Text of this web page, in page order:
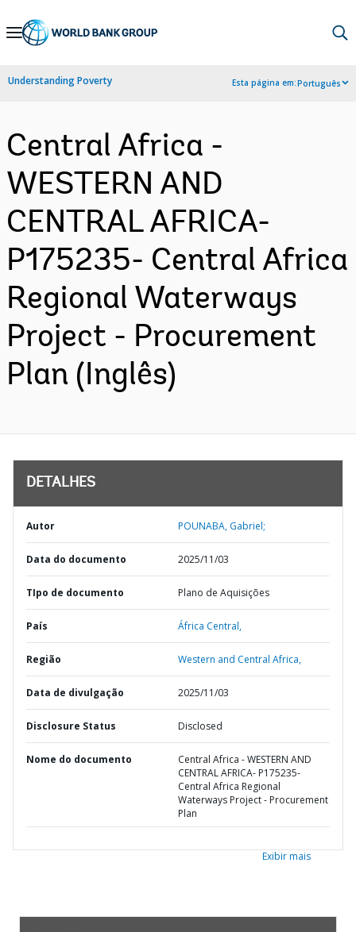
Skip
Navigation
Understanding Poverty Esta página em:Português
Central Africa -
WESTERN AND
CENTRAL AFRICA-
P175235- Central Africa
Regional Waterways
Project - Procurement
Plan (Inglês)
DETALHES
Autor POUNABA, Gabriel;
Data do documento 2025/11/03
TIpo de documento Plano de Aquisições
País África Central,
Região Western and Central Africa,
Data de divulgação 2025/11/03
Disclosure Status Disclosed
Nome do documento
Central Africa - WESTERN AND
CENTRAL AFRICA- P175235-
Central Africa Regional
Waterways Project - Procurement
Plan
Exibir mais